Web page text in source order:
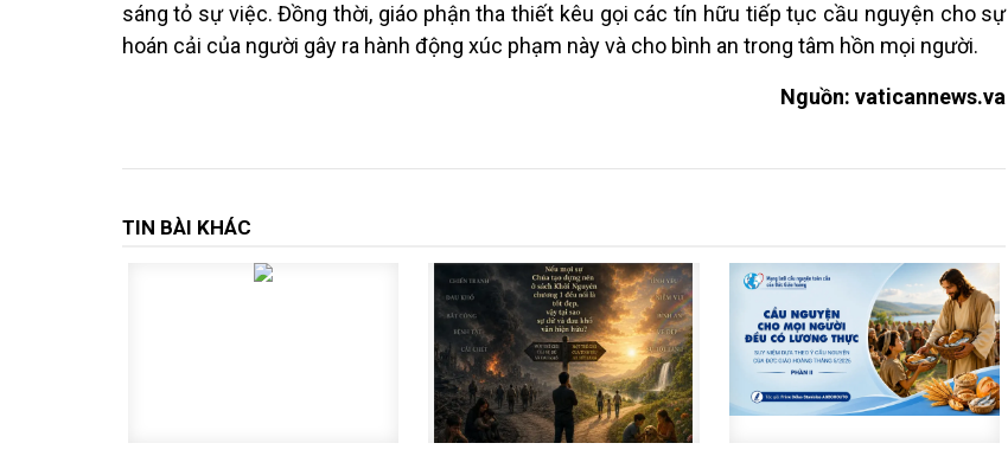
sáng tỏ sự việc. Đồng thời, giáo phận tha thiết kêu gọi các tín hữu tiếp tục cầu nguyện cho sự
hoán cải của người gây ra hành động xúc phạm này và cho bình an trong tâm hồn mọi người.
Nguồn:vaticannews.va
TIN BÀI KHÁC